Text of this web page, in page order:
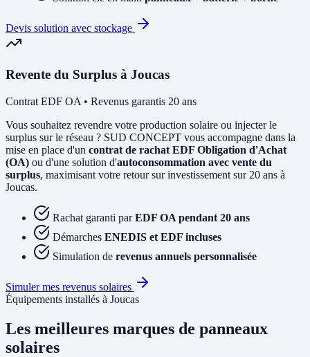
Devis solution avec stockage
Revente du Surplus à Joucas
Contrat EDF OA • Revenus garantis 20 ans
Vous souhaitez revendre votre production solaire ou injecter le
surplus sur le réseau ? SUD CONCEPT vous accompagne dans la
mise en place d'un contrat de rachat EDF Obligation d'Achat
(OA) ou d'une solution d'autoconsommation avec vente du
surplus, maximisant votre retour sur investissement sur 20 ans à
Joucas.
Rachat garanti parEDF OA pendant 20 ans
Démarches ENEDIS et EDF incluses
Simulation de revenus annuels personnalisée
Simuler mes revenus solaires
Équipements installés à Joucas
Les meilleures marques de panneaux
solaires